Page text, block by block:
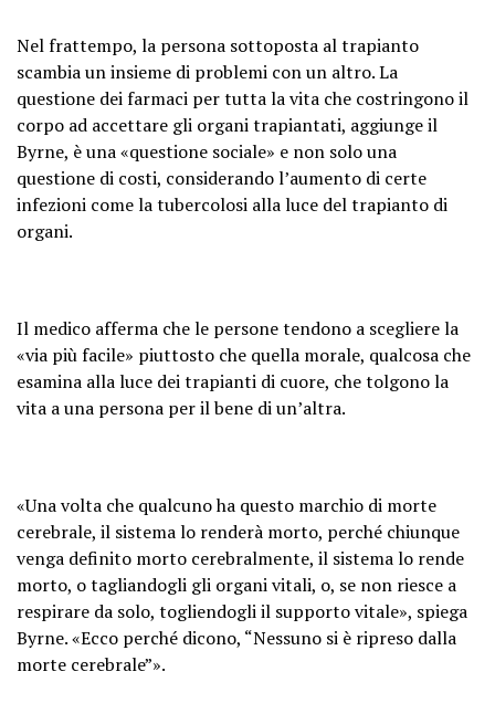
Nel frattempo, la persona sottoposta al trapianto
scambia un insieme di problemi con un altro. La
questione dei farmaci per tutta la vita che costringono il
corpo ad accettare gli organi trapiantati, aggiunge il
Byrne, è una «questione sociale» e non solo una
questione di costi, considerando l’aumento di certe
infezioni come la tubercolosi alla luce del trapianto di
organi.
Il medico afferma che le persone tendono a scegliere la
«via più facile» piuttosto che quella morale, qualcosa che
esamina alla luce dei trapianti di cuore, che tolgono la
vita a una persona per il bene di un’altra.
«Una volta che qualcuno ha questo marchio di morte
cerebrale, il sistema lo renderà morto, perché chiunque
venga definito morto cerebralmente, il sistema lo rende
morto, o tagliandogli gli organi vitali, o, se non riesce a
respirare da solo, togliendogli il supporto vitale», spiega
Byrne. «Ecco perché dicono, “Nessuno si è ripreso dalla
morte cerebrale”».